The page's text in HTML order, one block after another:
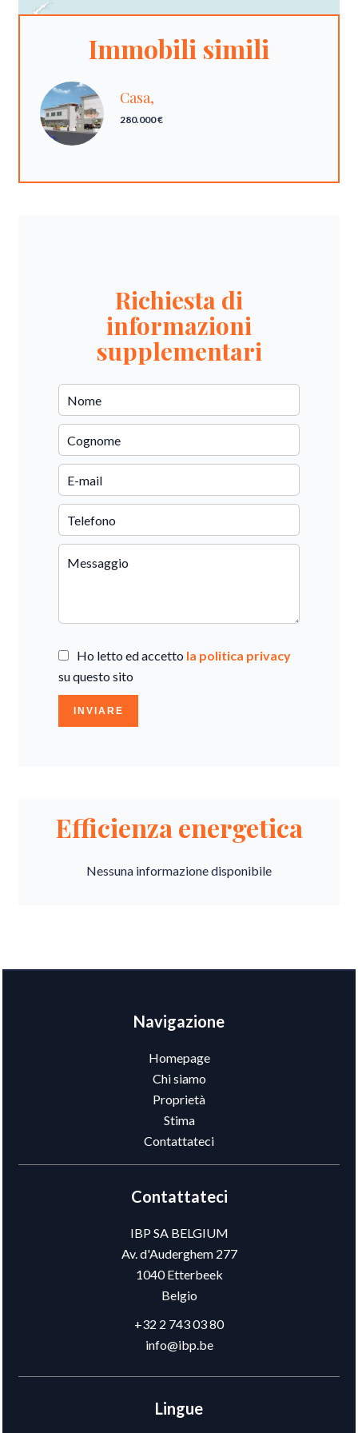
Immobili simili
Casa,
280.000 €
Richiesta di
informazioni
supplementari
Ho letto ed accetto la politica privacy
su questo sito
INVIARE
Efficienza energetica
Nessuna informazione disponibile
Navigazione
Homepage
Chi siamo
Proprietà
Stima
Contattateci
Contattateci
IBP SA BELGIUM
Av. d'Auderghem 277
1040Etterbeek
Belgio
+32 2 743 03 80
info@ibp.be
Lingue